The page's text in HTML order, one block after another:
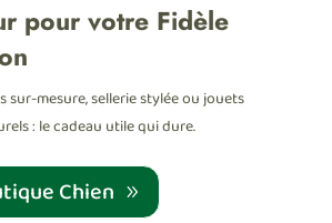
pour votre Fidèle
sur-mesure, sellerie stylée ou jouets
: le cadeau utile qui dure.
Chien